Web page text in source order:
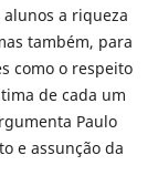
a riqueza
também, para
como o respeito
de cada um
Paulo
e assunção da